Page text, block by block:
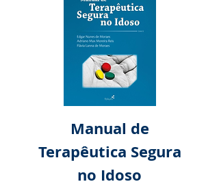
Manual de
Terapêutica Segura
no Idoso